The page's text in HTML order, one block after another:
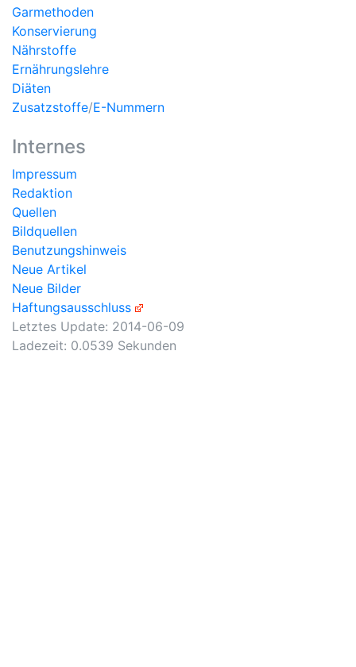
Garmethoden
Konservierung
Nährstoffe
Ernährungslehre
Diäten
Zusatzstoffe/E-Nummern
Internes
Impressum
Redaktion
Quellen
Bildquellen
Benutzungshinweis
Neue Artikel
Neue Bilder
Haftungsausschluss
Letztes Update: 2014-06-09
Ladezeit: 0.0539 Sekunden